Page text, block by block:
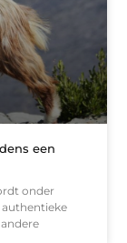
een
onder
authentieke